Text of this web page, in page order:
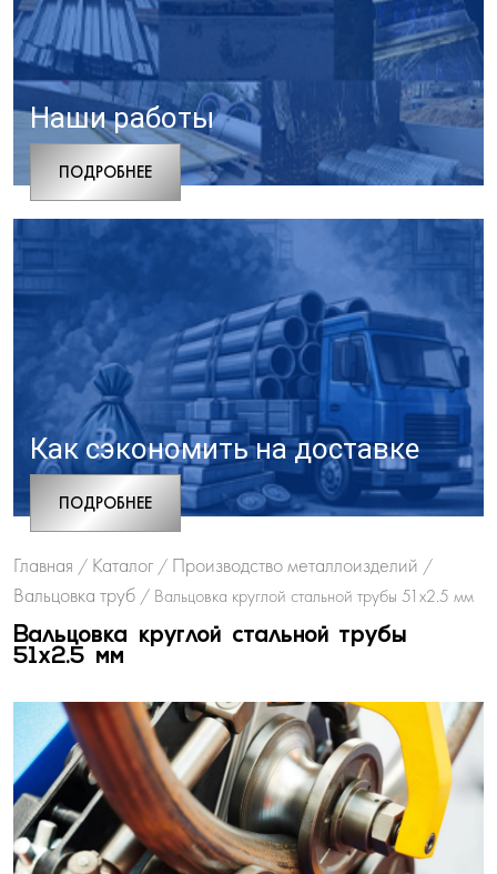
Наши работы
ПОДРОБНЕЕ
Как сэкономить на доставке
ПОДРОБНЕЕ
Главная / Каталог / Производство металлоизделий /
Вальцовка труб / Вальцовка круглой стальной трубы 51х2.5 мм
Вальцовка круглой стальной трубы
51х2.5 мм